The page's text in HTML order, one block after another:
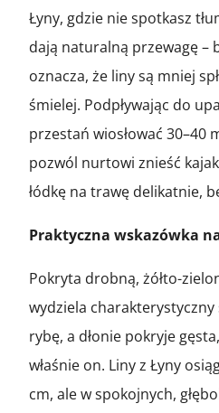
Łyny, gdzie nie spotkasz
dają naturalną przewagę –
oznacza, że liny są mniej
śmielej. Podpływając do
przestań wiosłować 30–40
pozwól nurtowi znieść
łódkę na trawę delikatnie,
Praktyczna wskazówka
Pokryta drobną, żółto-
wydziela charakterystyczny
rybę, a dłonie pokryje
właśnie on. Liny z Łyny
cm, ale w spokojnych,